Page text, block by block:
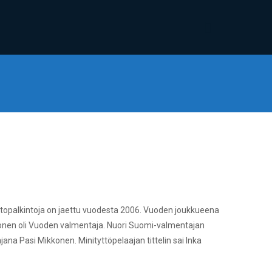
on jaettu vuodesta 2006. Vuoden joukkueena
oli Vuoden valmentaja. Nuori Suomi-valmentajan
Pasi Mikkonen. Minityttöpelaajan tittelin sai Inka